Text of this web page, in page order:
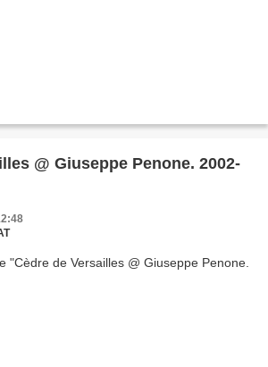
@ Giuseppe Penone. 2002-